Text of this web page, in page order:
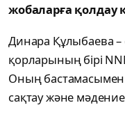
жобаларға қолдау
Динара Құлыбаева –
қорларының бірі
Оның бастамасымен
сақтау және